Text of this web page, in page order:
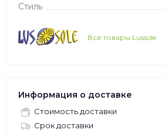
Стиль
Все товары Lussole
Информация о доставке
Стоимость доставки
Срок доставки